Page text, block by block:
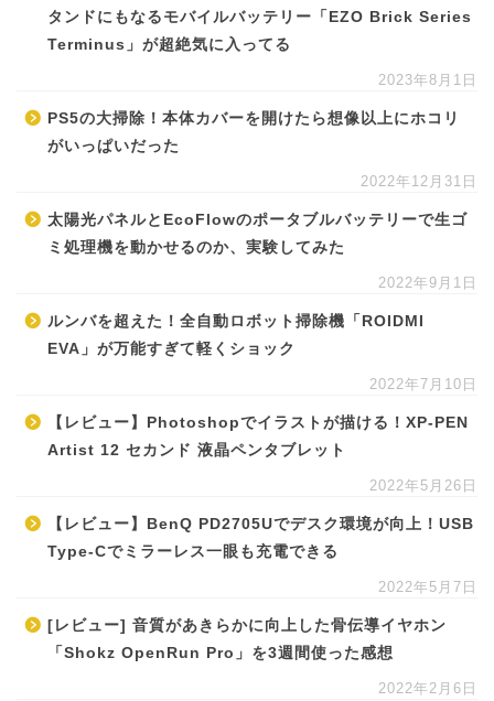
タンドにもなるモバイルバッテリー「EZO Brick Series
Terminus」が超絶気に入ってる
2023年8月1日
PS5の大掃除！本体カバーを開けたら想像以上にホコリ
がいっぱいだった
2022年12月31日
太陽光パネルとEcoFlowのポータブルバッテリーで生ゴ
ミ処理機を動かせるのか、実験してみた
2022年9月1日
ルンバを超えた！全自動ロボット掃除機「ROIDMI
EVA」が万能すぎて軽くショック
2022年7月10日
【レビュー】Photoshopでイラストが描ける！XP-PEN
Artist 12 セカンド 液晶ペンタブレット
2022年5月26日
【レビュー】BenQ PD2705Uでデスク環境が向上！USB
Type-Cでミラーレス一眼も充電できる
2022年5月7日
[レビュー] 音質があきらかに向上した骨伝導イヤホン
「Shokz OpenRun Pro」を3週間使った感想
2022年2月6日